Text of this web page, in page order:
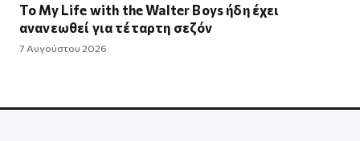
Το My Life with the Walter Boys ήδη έχει
ανανεωθεί για τέταρτη σεζόν
7 Αυγούστου 2026